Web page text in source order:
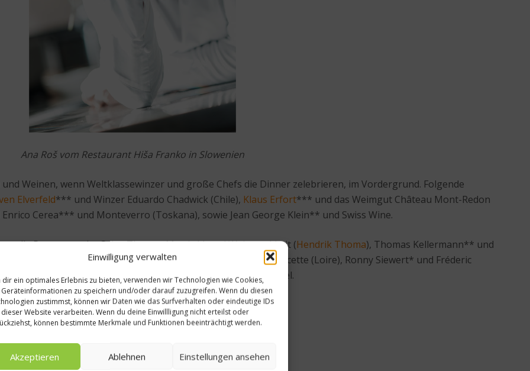
Einwilligung verwalten
dir ein optimales Erlebnis zu bieten, verwenden wir Technologien wie Cookies,
Geräteinformationen zu speichern und/oder darauf zuzugreifen. Wenn du diesen
zustimmst, können wir Daten wie das Surfverhalten oder eindeutige IDs
dieser Website verarbeiten. Wenn du deine Einwillligung nicht erteilst oder
können bestimmte Merkmale und Funktionen beeinträchtigt werden.
Akzeptieren Ablehnen Einstellungen ansehen
Ana Roš vom Restaurant Hiša Franko in Slowenien
Weinen, wenn Weltklassewinzer und große Chefs die Dinner zelebrieren, im Vordergrund. Folgende
Elverfeld*** und Winzer Eduardo Chadwick (Chile), Klaus Erfort*** und das Weimgut Château Mont-Redon
Cerea*** und Monteverro (Toskana), sowie Jean George Klein** und Swiss Wine.
tolle Partner an der Seite: Thomas Martin** und Wein am Limit (Hendrik Thoma), Thomas Kellermann** und
(Österreich), Wolfgang Becker** und Baron Patrick de Ladoucette (Loire), Ronny Siewert* und Fréderic
Weltklasseweingüter sowie Hubert Obendorfer* und Weinviertel.